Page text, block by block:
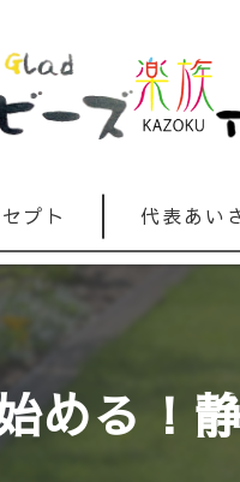
プト 代表あい
める！